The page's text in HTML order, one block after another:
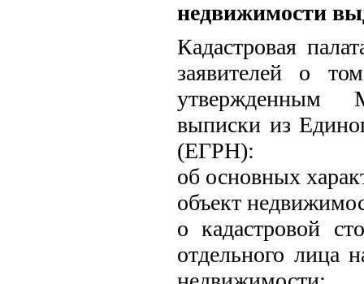
недвижимости
Кадастровая
заявителей о
утвержденным
выписки из
(ЕГРН):
об основных
объект
о кадастровой
отдельного лица